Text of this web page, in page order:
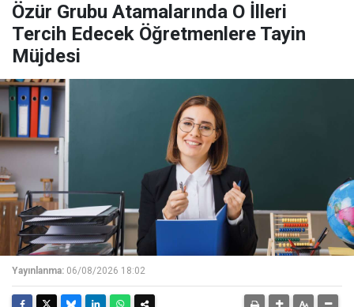
Özür Grubu Atamalarında O İlleri
Tercih Edecek Öğretmenlere Tayin
Müjdesi
Yayınlanma: 06/08/2026 18:02